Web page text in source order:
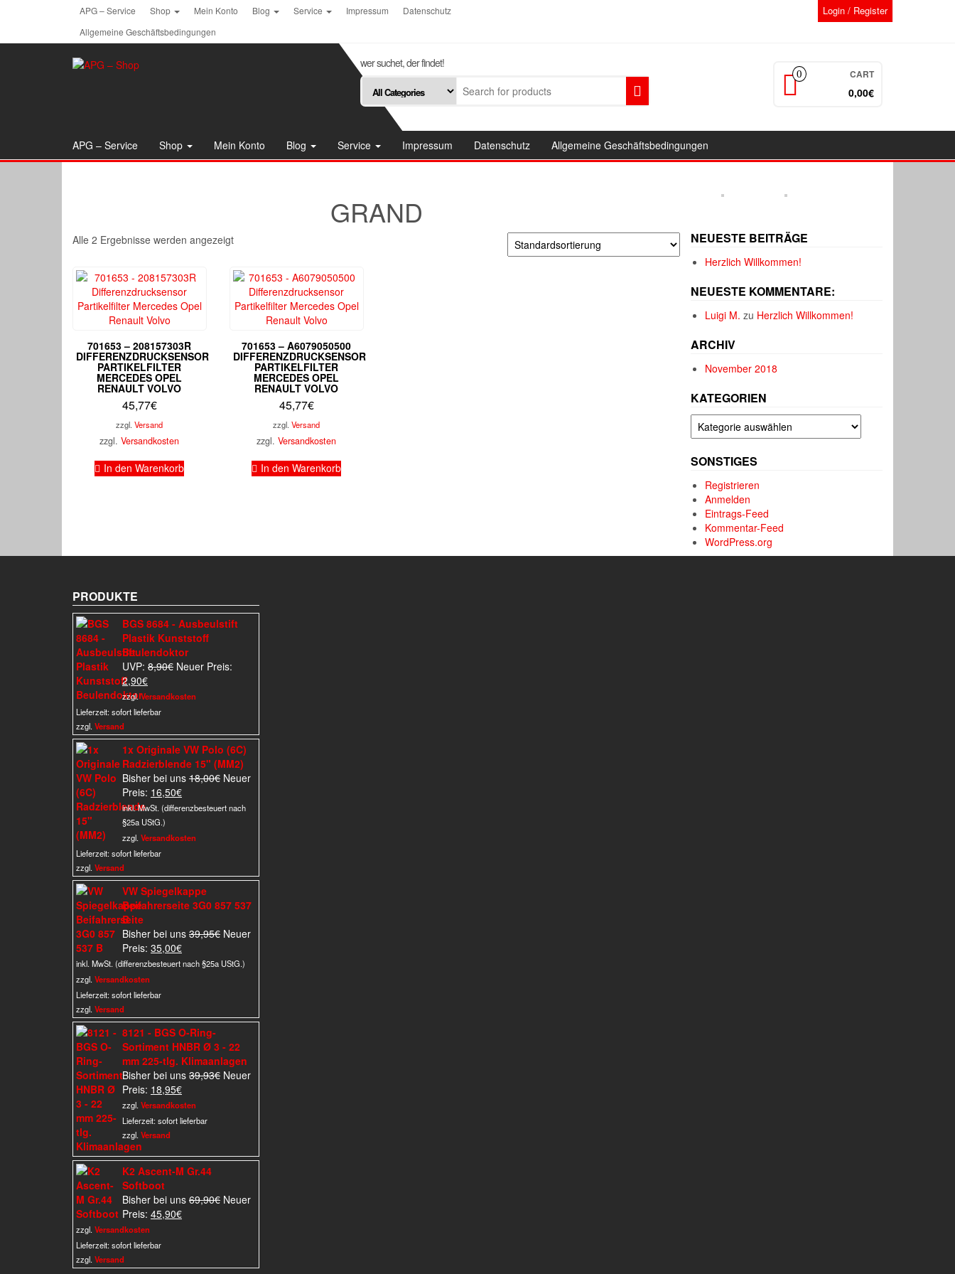
APG – Service Shop Mein Konto Blog Service Impressum
Datenschutz
Allgemeine Geschäftsbedingungen
Login / Register
wer suchet, der findet!
0 CART
0,00€
APG – Service Shop Mein Konto Blog Service Impressum Datenschutz Allgemeine Geschäftsbedingungen
GRAND
Alle 2 Ergebnisse werden angezeigt
701653 – 208157303R
DIFFERENZDRUCKSENSOR
PARTIKELFILTER
MERCEDES OPEL
RENAULT VOLVO
45,77€
zzgl.Versand
zzgl.Versandkosten
In den Warenkorb
701653 – A6079050500
DIFFERENZDRUCKSENSOR
PARTIKELFILTER
MERCEDES OPEL
RENAULT VOLVO
45,77€
zzgl.Versand
zzgl.Versandkosten
In den Warenkorb
NEUESTE BEITRÄGE
Herzlich Willkommen!
NEUESTE KOMMENTARE:
Luigi M. zu Herzlich Willkommen!
ARCHIV
November 2018
KATEGORIEN
Kategorien
SONSTIGES
Registrieren
Anmelden
Eintrags-Feed
Kommentar-Feed
WordPress.org
PRODUKTE
BGS 8684 - Ausbeulstift
Plastik Kunststoff
Beulendoktor
UVP: 8,90€ Ursprünglicher
war:
Neuer Preis:
2,90€Aktueller
Preis
ist:
zzgl.Versandkosten
Lieferzeit:sofort lieferbar
zzgl. Versand
1x Originale VW Polo (6C)
Radzierblende 15" (MM2)
Bisher bei uns 18,00€ Ursprünglicher
war:
Neuer
Preis: 16,50€Aktueller
Preis
16,50€.
inkl. MwSt. (differenzbesteuert nach
§25a UStG.)
zzgl. Versandkosten
Lieferzeit:sofort lieferbar
zzgl. Versand
VW Spiegelkappe
Beifahrerseite 3G0 857 537
B
Bisher bei uns 39,95€ Ursprünglicher
war:
Neuer
Preis: 35,00€Aktueller
Preis
inkl. MwSt. (differenzbesteuert nach §25a UStG.)
zzgl. Versandkosten
Lieferzeit:sofort lieferbar
zzgl. Versand
8121 - BGS O-Ring-
Sortiment HNBR Ø 3 - 22
mm 225-tlg. Klimaanlagen
Bisher bei uns 39,93€ Ursprünglicher
Neuer
Preis: 18,95€Aktueller
Preis
ist:
zzgl. Versandkosten
Lieferzeit:sofort lieferbar
zzgl. Versand
K2 Ascent-M Gr.44
Softboot
Bisher bei uns 69,90€ Ursprünglicher
Neuer
Preis: 45,90€Aktueller
zzgl. Versandkosten
Lieferzeit:sofort lieferbar
zzgl. Versand